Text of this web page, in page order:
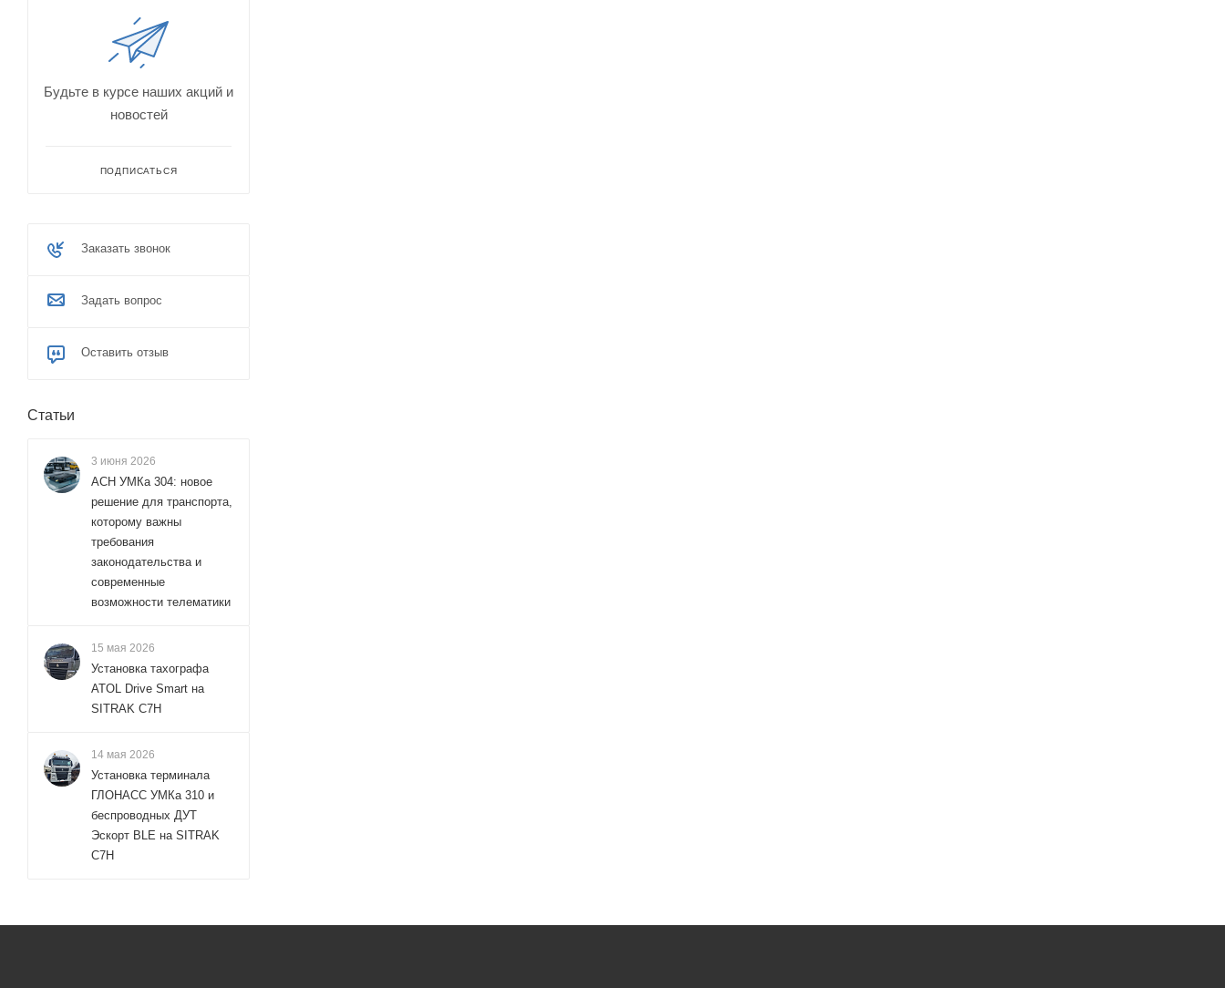
Будьте в курсе наших акций и
новостей
ПОДПИСАТЬСЯ
Заказать звонок
Задать вопрос
Оставить отзыв
Статьи
3 июня 2026
АСН УМКа 304: новое
решение для транспорта,
которому важны
требования
законодательства и
современные
возможности телематики
15 мая 2026
Установка тахографа
ATOL Drive Smart на
SITRAK C7H
14 мая 2026
Установка терминала
ГЛОНАСС УМКа 310 и
беспроводных ДУТ
Эскорт BLE на SITRAK
C7H